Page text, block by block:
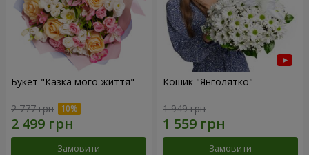
Букет "Казка мого життя"
2 777 грн
Замовити
Кошик "Янголятко"
1 949 грн
Замовити